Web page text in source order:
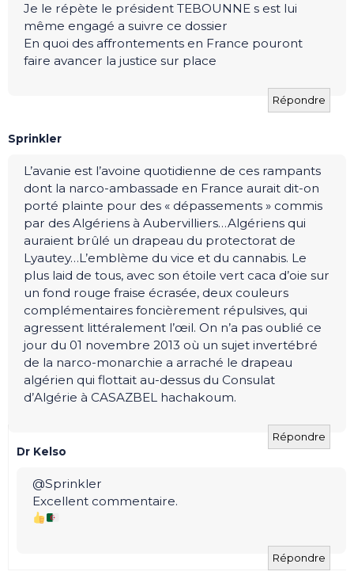
Je le répète le président TEBOUNNE s est lui
même engagé a suivre ce dossier
En quoi des affrontements en France pouront
faire avancer la justice sur place
Répondre
Sprinkler
L’avanie est l’avoine quotidienne de ces rampants
dont la narco-ambassade en France aurait dit-on
porté plainte pour des « dépassements » commis
par des Algériens à Aubervilliers…Algériens qui
auraient brûlé un drapeau du protectorat de
Lyautey…L’emblème du vice et du cannabis. Le
plus laid de tous, avec son étoile vert caca d’oie sur
un fond rouge fraise écrasée, deux couleurs
complémentaires foncièrement répulsives, qui
agressent littéralement l’œil. On n’a pas oublié ce
jour du 01 novembre 2013 où un sujet invertébré
de la narco-monarchie a arraché le drapeau
algérien qui flottait au-dessus du Consulat
d’Algérie à CASAZBEL hachakoum.
Répondre
Dr Kelso
@Sprinkler
Excellent commentaire.
Répondre